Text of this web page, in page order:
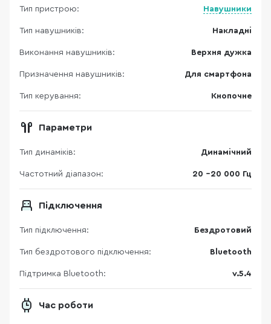
Тип пристрою: Навушники
Тип навушників: Накладні
Виконання навушників: Верхня дужка
Призначення навушників: Для смартфона
Тип керування: Кнопочне
Параметри
Тип динаміків: Динамічний
Частотний діапазон: 20 –20 000 Гц
Підключення
Тип підключення: Бездротовий
Тип бездротового підключення: Bluetooth
Підтримка Bluetooth: v.5.4
Час роботи